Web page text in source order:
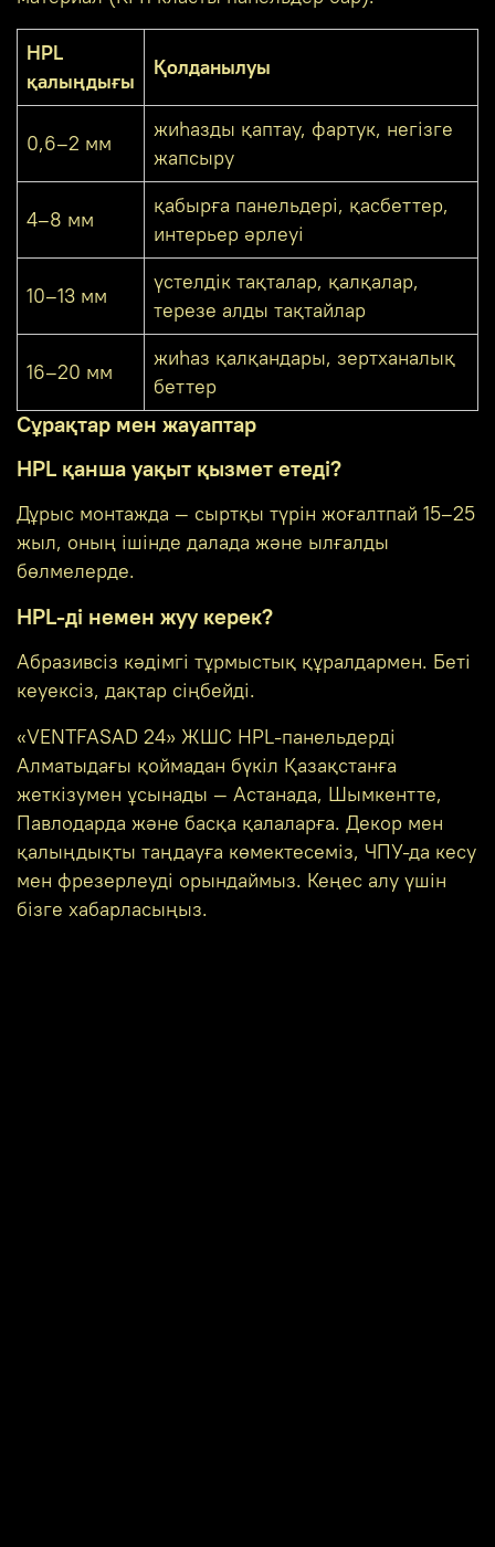
HPL
қалыңдығы
Қолданылуы
0,6–2 мм
жиһазды қаптау, фартук, негізге
жапсыру
4–8 мм
қабырға панельдері, қасбеттер,
интерьер әрлеуі
10–13 мм
үстелдік тақталар, қалқалар,
терезе алды тақтайлар
16–20 мм
жиһаз қалқандары, зертханалық
беттер
Сұрақтар мен жауаптар
HPL қанша уақыт қызмет етеді?
Дұрыс монтажда — сыртқы түрін жоғалтпай 15–25
жыл, оның ішінде далада және ылғалды
бөлмелерде.
HPL-ді немен жуу керек?
Абразивсіз кәдімгі тұрмыстық құралдармен. Беті
кеуексіз, дақтар сіңбейді.
«VENTFASAD 24» ЖШС HPL-панельдерді
Алматыдағы қоймадан бүкіл Қазақстанға
жеткізумен ұсынады — Астанада, Шымкентте,
Павлодарда және басқа қалаларға. Декор мен
қалыңдықты таңдауға көмектесеміз, ЧПУ-да кесу
мен фрезерлеуді орындаймыз. Кеңес алу үшін
бізге хабарласыңыз.